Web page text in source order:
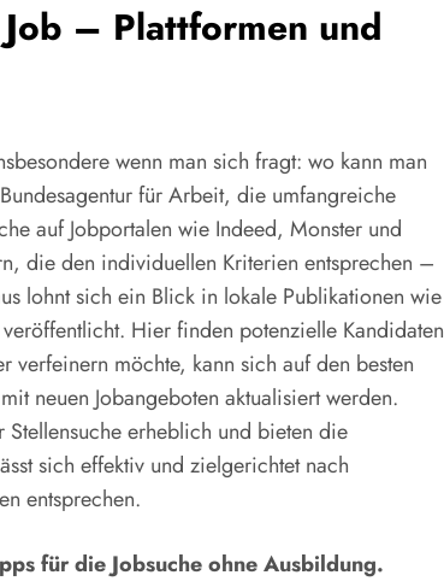
– Plattformen und
wenn man sich fragt: wo kann man
für Arbeit, die umfangreiche
auf Jobportalen wie Indeed, Monster und
die den individuellen Kriterien entsprechen –
lohnt sich ein Blick in lokale Publikationen wie
Hier finden potenzielle Kandidaten
verfeinern möchte, kann sich auf den besten
neuen Jobangeboten aktualisiert werden.
erheblich und bieten die
sich effektiv und zielgerichtet nach
entsprechen.
für die Jobsuche ohne Ausbildung.